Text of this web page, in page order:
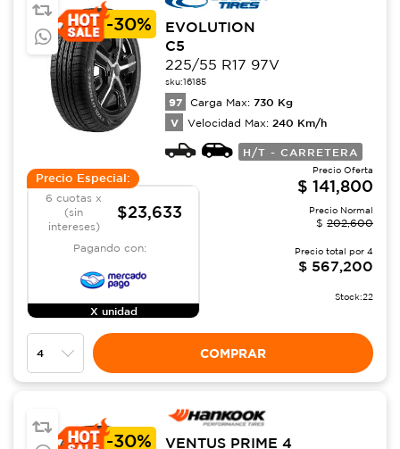
-30%
EVOLUTION
C5
225/55 R17 97V
sku:16185
97 Carga Max: 730 Kg
V Velocidad Max: 240 Km/h
H/T - CARRETERA
Precio Especial:
6 cuotas x
(sin
intereses)
$23,633
Pagando con:
X unidad
Precio Oferta
$ 141,800
Precio Normal
$ 202,600
Precio total por 4
$ 567,200
Stock:22
COMPRAR
-30%
VENTUS PRIME 4